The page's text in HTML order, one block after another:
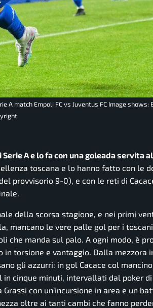
A match Empoli FC vs Juventus FC Image shows:
A e lo fa con una goleada servita
toscana e lo hanno fatto con le
provvisorio 9-0), e con le reti di
della scorsa stagione, e nei primi
mancano le vere palle gol per i
che manda sul palo. A ogni modo, è
torsione e vantaggio. Dalla mezzora
gli azzurri: in gol Cacace col
cinque minuti, intervallati dal poker
con un’incursione in area e un
oltre ai tanti cambi che fanno